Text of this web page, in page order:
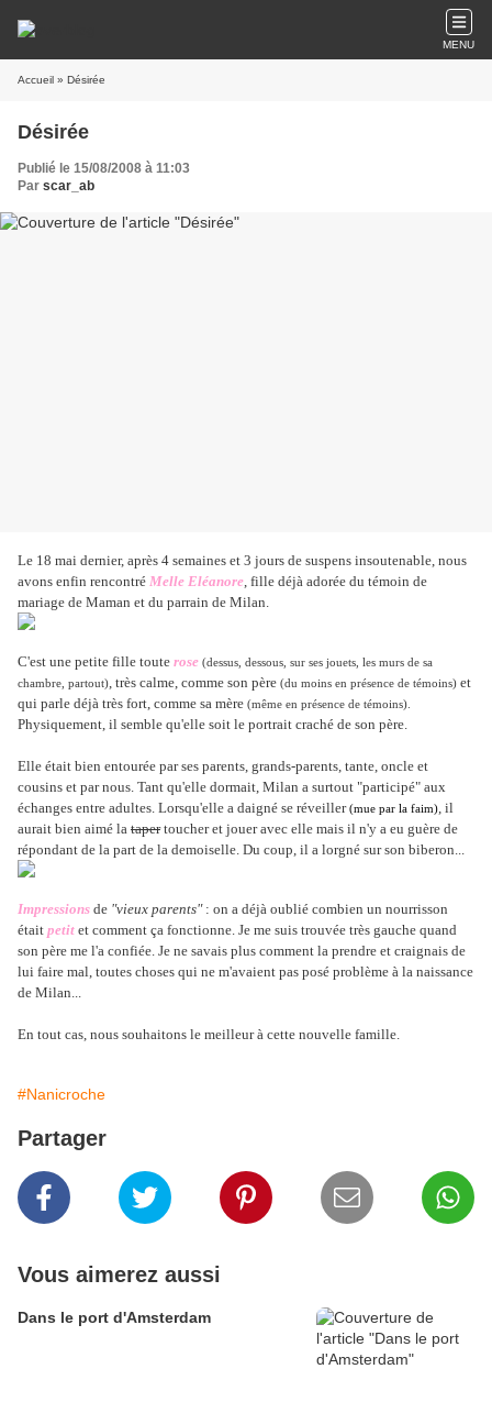
MENU
Accueil » Désirée
Désirée
Publié le 15/08/2008 à 11:03
Par scar_ab
Le 18 mai dernier, après 4 semaines et 3 jours de suspens insoutenable, nous
avons enfin rencontré Melle Eléanore, fille déjà adorée du témoin de
mariage de Maman et du parrain de Milan.
C'est une petite fille toute rose (dessus, dessous, sur ses jouets, les murs de sa
chambre, partout), très calme, comme son père (du moins en présence de témoins) et
qui parle déjà très fort, comme sa mère (même en présence de témoins).
Physiquement, il semble qu'elle soit le portrait craché de son père.
Elle était bien entourée par ses parents, grands-parents, tante, oncle et
cousins et par nous. Tant qu'elle dormait, Milan a surtout "participé" aux
échanges entre adultes. Lorsqu'elle a daigné se réveiller(mue par la faim), il
aurait bien aimé la tapertoucher et jouer avec elle mais il n'y a eu guère de
répondant de la part de la demoiselle. Du coup, il a lorgné sur son biberon...
Impressions de "vieux parents": on a déjà oublié combien un nourrisson
était petit et comment ça fonctionne. Je me suis trouvée très gauche quand
son père me l'a confiée. Je ne savais plus comment la prendre et craignais de
lui faire mal, toutes choses qui ne m'avaient pas posé problème à la naissance
de Milan...
En tout cas, nous souhaitons le meilleur à cette nouvelle famille.
#Nanicroche
Partager
Vous aimerez aussi
Dans le port d'Amsterdam